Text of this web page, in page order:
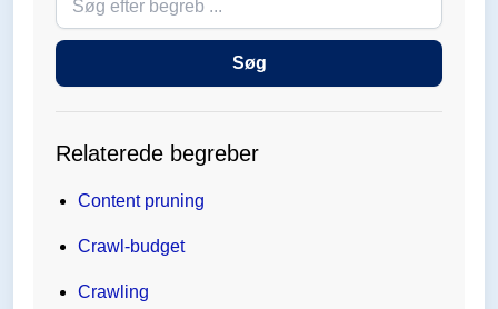
ordbogen
Søg
Relaterede begreber
Content pruning
Crawl-budget
Crawling